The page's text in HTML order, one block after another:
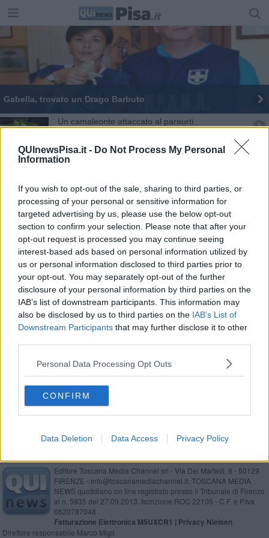
QUInewsPisa.it - Do Not Process My Personal
Information
If you wish to opt-out of the sale, sharing to third parties, or
processing of your personal or sensitive information for
targeted advertising by us, please use the below opt-out
section to confirm your selection. Please note that after your
opt-out request is processed you may continue seeing
interest-based ads based on personal information utilized by
us or personal information disclosed to third parties prior to
your opt-out. You may separately opt-out of the further
disclosure of your personal information by third parties on the
IAB’s list of downstream participants. This information may
also be disclosed by us to third parties on the IAB’s List of
Downstream Participants that may further disclose it to other
Personal Data Processing Opt Outs
CONFIRM
Data Deletion Data Access Privacy Policy
Gabella, trovato un Drago Barbuto
Un camaleonte attaccato al paraurti
Testuggini nel Parco, un incontro alla Certosa
Spiegato il perché di tanti fossili tutti assieme
I dinosauri in mostra alla Certosa
Oltre mille esemplari di anfibi a San Rossore
​Mentre guida le spunta un serpente dal cruscotto
Due tartarughe morte sulle spiagge toscane
Ecco la sala della biodiversità
Il gigantesco squalo divoratore di balene
Oasi Santa Luce, “qui sviluppo e rispetto natura”
Editore Toscana Media Channel srl - Via Dei Martelli, 8 - 50129
FIRENZE - info@toscanamediachannel.it. TOSCANA MEDIA
NEWS quotidiano on line registrato presso il Tribunale di Firenze
al n. 5935 del 27.09.2013. Iscrizione ROC 22105 - C.F. e P.Iva
0620787048
Fatturazione Elettronica M5UXCR1 | Privacy Nielsen
Direttore responsabile Marco Migli